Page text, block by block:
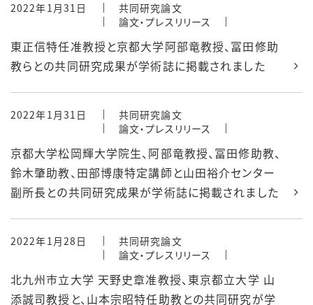
2022年1月31日
共同研究論文
論文・プレスリリース
東正信特任准教授と京都大学阿部竜教授、冨田修助
教らとの共同研究成果が学術誌に掲載されました
2022年1月31日
共同研究論文
論文・プレスリリース
京都大学松岡輝大学院生、阿部竜教授、冨田修助教、
鈴木肇助教、田部博康特定講師と山田裕介センター
副所長との共同研究成果が学術誌に掲載されました
2022年1月28日
共同研究論文
論文・プレスリリース
北九州市立大学 天野史章准教授、東京都立大学 山
添誠司教授と、山本宗昭特任助教との共同研究が学